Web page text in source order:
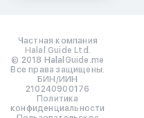
Частная компания
Halal Guide Ltd.
© 2018 HalalGuide.me
Все права защищены.
БИН/ИИН
210240900176
Политика
конфиденциальности